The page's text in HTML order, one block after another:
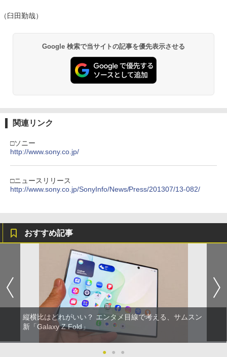
（臼田勤哉）
Google 検索で当サイトの記事を優先表示させる
関連リンク
□ソニー
http://www.sony.co.jp/
□ニュースリリース
http://www.sony.co.jp/SonyInfo/News/Press/201307/13-082/
おすすめ記事
縦横比はどれがいい？ エンタメ目線で考える、サムスン
新「Galaxy Z Fold」
● ● ●